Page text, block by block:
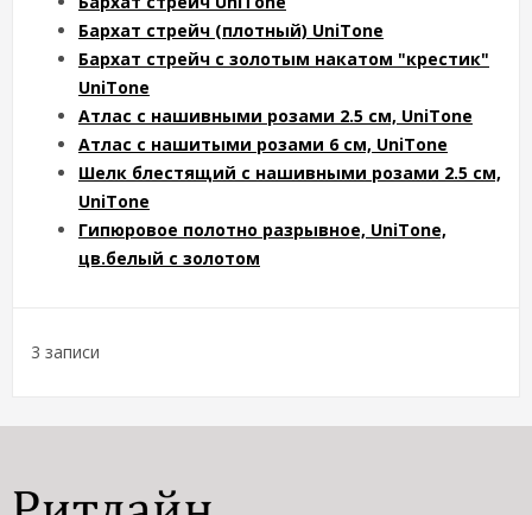
Бархат стрейч (плотный) UniTone
Бархат стрейч с золотым накатом "крестик"
UniTone
Атлас с нашивными розами 2.5 см, UniTone
Атлас с нашитыми розами 6 см, UniTone
Шелк блестящий с нашивными розами 2.5 см,
UniTone
Гипюровое полотно разрывное, UniTone,
цв.белый с золотом
3 записи